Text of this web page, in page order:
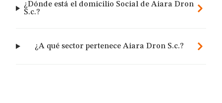
¿Dónde está el domicilio Social de Aiara Dron
S.c.?
¿A qué sector pertenece Aiara Dron S.c.?